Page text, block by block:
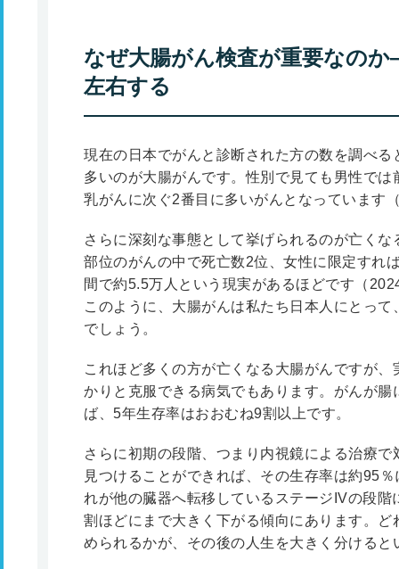
なぜ大腸がん検査が重要なの
左右する
現在の日本でがんと診断された方の数を調べ
多いのが大腸がんです。性別で見ても男性で
乳がんに次ぐ2番目に多いがんとなっています
さらに深刻な事態として挙げられるのが亡く
部位のがんの中で死亡数2位、女性に限定すれ
間で約5.5万人という現実があるほどです（
このように、大腸がんは私たち日本人にとっ
でしょう。
これほど多くの方が亡くなる大腸がんですが
かりと克服できる病気でもあります。がんが
ば、5年生存率はおおむね9割以上です。
さらに初期の段階、つまり内視鏡による治療
見つけることができれば、その生存率は約95
れが他の臓器へ転移しているステージIVの段
割ほどにまで大きく下がる傾向にあります。
められるかが、その後の人生を大きく分ける